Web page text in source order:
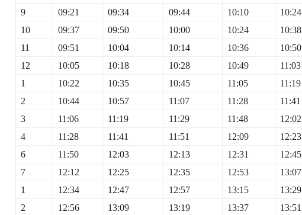
9
09:21 09:34 09:44 10:10 10:24
10
09:37 09:50 10:00 10:24 10:38
11
09:51 10:04 10:14 10:36 10:50
12
10:05 10:18 10:28 10:49 11:03
1
10:22 10:35 10:45 11:05 11:19
2
10:44 10:57 11:07 11:28 11:41
3
11:06 11:19 11:29 11:48 12:02
4
11:28 11:41 11:51 12:09 12:23
6
11:50 12:03 12:13 12:31 12:45
7
12:12 12:25 12:35 12:53 13:07
1
12:34 12:47 12:57 13:15 13:29
2
12:56 13:09 13:19 13:37 13:51